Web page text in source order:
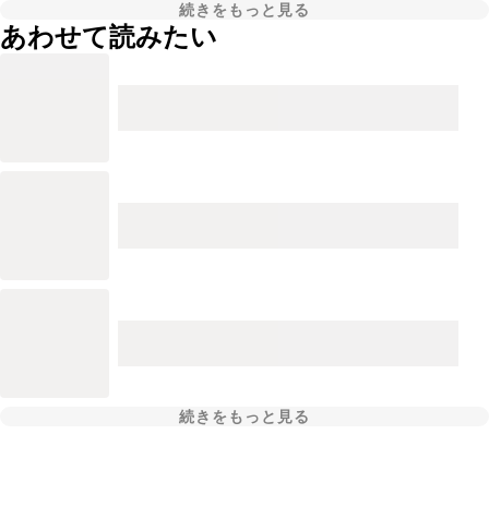
続きをもっと見る
あわせて読みたい
続きをもっと見る